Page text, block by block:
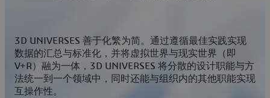
3D UNIVERSES 善于化繁为简。通过遵循最佳实践实现
数据的汇总与标准化，并将虚拟世界与现实世界（即
V+R）融为一体，3D UNIVERSES 将分散的设计职能与方
法统一到一个领域中，同时还能与组织内的其他职能实现
互操作性。